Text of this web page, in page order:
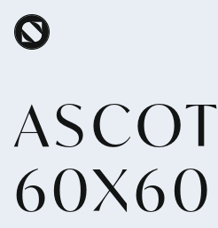
Salta al contenuto principale
ASCOT
60X60